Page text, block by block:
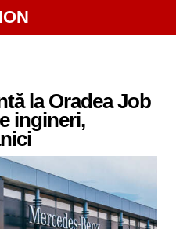
la Oradea Job
ingineri,